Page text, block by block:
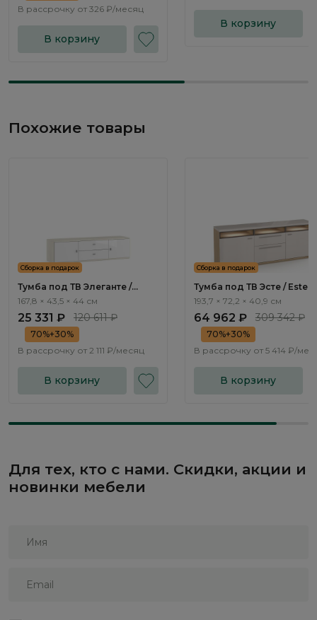
В рассрочку от 326 ₽/месяц
В корзину
В корзину
Похожие товары
Сборка в подарок
Тумба под ТВ Элеганте /
Elegante LE5604.2
167,8 × 43,5 × 44 см
25 331 ₽ 120 611 ₽
70%+30%
В рассрочку от 2 111 ₽/месяц
В корзину
Сборка в подарок
Тумба под ТВ Эсте / Este
ST503.0
193,7 × 72,2 × 40,9 см
64 962 ₽ 309 342 ₽
70%+30%
В рассрочку от 5 414 ₽/
В корзину
Для тех, кто с нами. Скидки, акции и
новинки мебели